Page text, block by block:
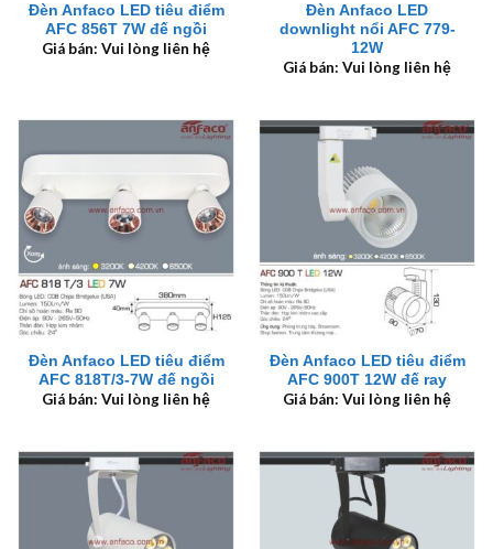
Đèn Anfaco LED tiêu điểm
AFC 856T 7W đế ngồi
Giá bán: Vui lòng liên hệ
Đèn Anfaco LED
downlight nổi AFC 779-
12W
Giá bán: Vui lòng liên hệ
Đèn Anfaco LED tiêu điểm
AFC 818T/3-7W đế ngồi
Giá bán: Vui lòng liên hệ
Đèn Anfaco LED tiêu điểm
AFC 900T 12W đế ray
Giá bán: Vui lòng liên hệ